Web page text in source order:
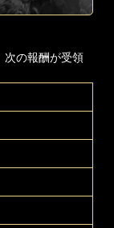
次の報酬が受領